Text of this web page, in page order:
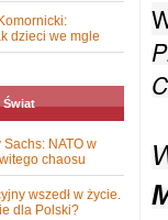
dzieci we mgle
Świat
Sachs: NATO w
chaosu
wszedł w życie.
dla Polski?